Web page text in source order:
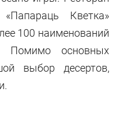
Кветка»
100 наименований
Помимо основных
выбор десертов,